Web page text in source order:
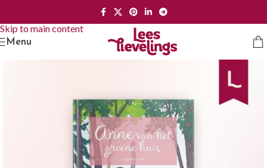
Skip to main content
Menu